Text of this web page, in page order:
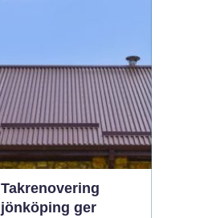
Takrenovering
jönköping ger